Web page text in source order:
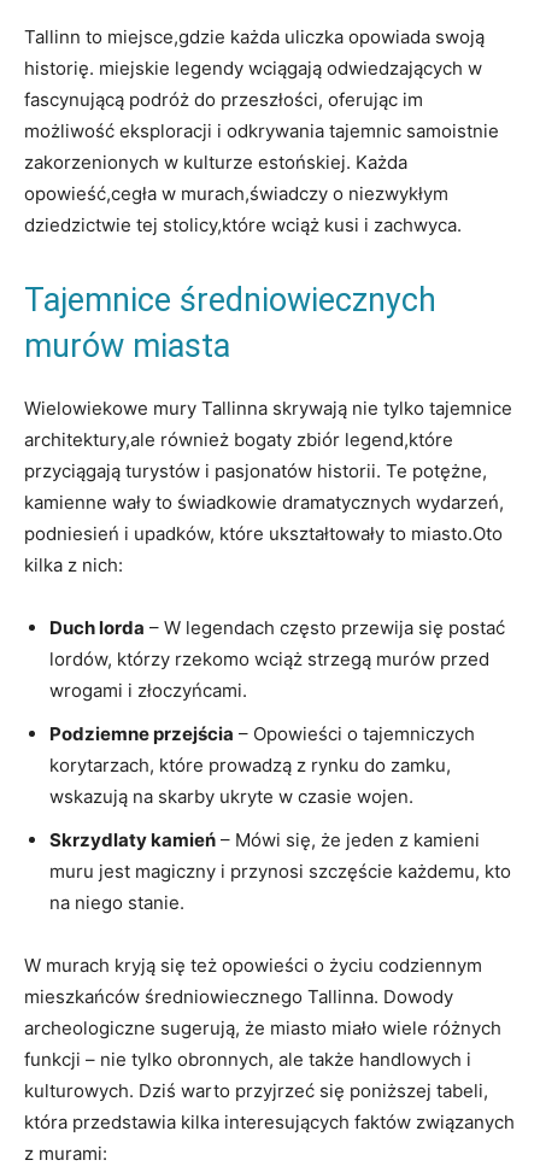
Tallinn to miejsce,gdzie każda uliczka opowiada⁣ swoją
historię. miejskie⁤ legendy wciągają ‍odwiedzających w⁤
fascynującą podróż do‌ przeszłości, ⁤oferując im
możliwość eksploracji i odkrywania tajemnic samoistnie
zakorzenionych w kulturze estońskiej. Każda
⁢opowieść,cegła ​w​ murach,świadczy o niezwykłym
dziedzictwie tej stolicy,które wciąż⁢ kusi i zachwyca.
Tajemnice średniowiecznych
murów‌ miasta
Wielowiekowe mury Tallinna skrywają nie tylko tajemnice
architektury,ale również bogaty⁣ zbiór legend,które
przyciągają turystów i pasjonatów ⁤historii. ⁤Te potężne,⁣
kamienne‌ wały​ to ‍świadkowie dramatycznych​ wydarzeń,
podniesień i‌ upadków, które ukształtowały to miasto.Oto
kilka⁢ z nich:
Duch⁢ lorda – W legendach często przewija się postać‌
lordów,⁢ którzy rzekomo ⁤wciąż ​strzegą murów przed
wrogami i złoczyńcami.
Podziemne przejścia – Opowieści o ‍tajemniczych
⁣korytarzach, które prowadzą z rynku ‍do zamku,
wskazują na skarby ukryte w czasie wojen.
Skrzydlaty kamień – Mówi się,‌ że jeden z kamieni
muru jest magiczny‌ i przynosi szczęście każdemu, kto
na niego stanie.
W murach kryją się ⁢też opowieści o‍ życiu⁢ codziennym
mieszkańców średniowiecznego Tallinna. Dowody
archeologiczne sugerują, że miasto ‍miało wiele ⁣różnych
funkcji – nie tylko obronnych, ale także handlowych i
kulturowych. ⁢Dziś warto przyjrzeć się poniższej⁢ tabeli,
która przedstawia kilka interesujących⁣ faktów‍ związanych
​z murami: